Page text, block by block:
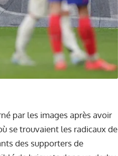
par les images après avoir
se trouvaient les radicaux de
des supporters de